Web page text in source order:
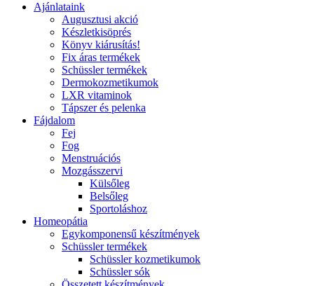
Ajánlataink
Augusztusi akció
Készletkisöprés
Könyv kiárusítás!
Fix áras termékek
Schüssler termékek
Dermokozmetikumok
LXR vitaminok
Tápszer és pelenka
Fájdalom
Fej
Fog
Menstruációs
Mozgásszervi
Külsőleg
Belsőleg
Sportoláshoz
Homeopátia
Egykomponensű készítmények
Schüssler termékek
Schüssler kozmetikumok
Schüssler sók